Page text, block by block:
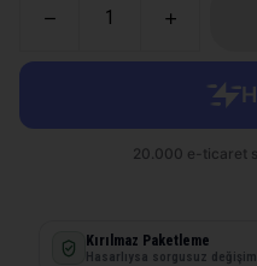
Kırılmaz Paketleme
Hasarlıysa sorgusuz değişim